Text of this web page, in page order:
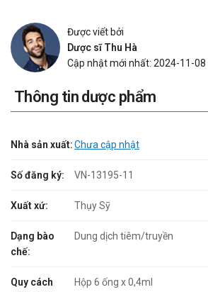
Được viết bởi
Dược sĩ Thu Hà
Cập nhật mới nhất: 2024-11-08
Thông tin dược phẩm
Nhà sản xuất:Chưa cập nhật
Số đăng ký: VN-13195-11
Xuất xứ: Thụy Sỹ
Dạng bào
chế:
Dung dịch tiêm/truyền
Quy cách
Hộp 6 ống x 0,4ml